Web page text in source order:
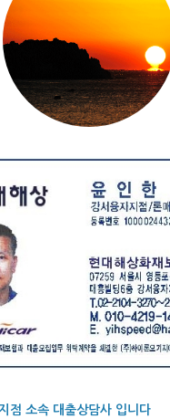
점 소속 대출상담사 입니다